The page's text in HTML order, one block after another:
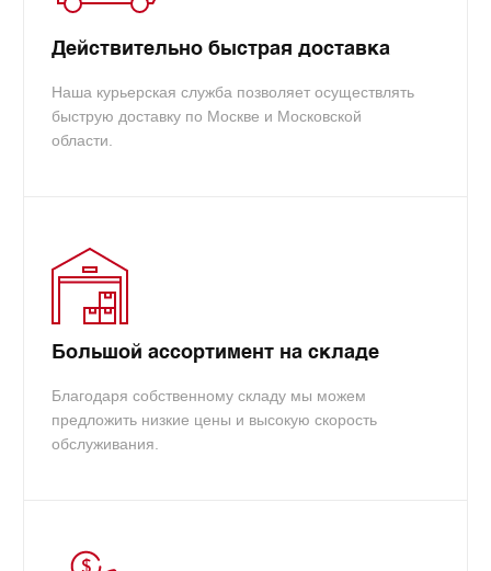
Действительно быстрая доставка
Наша курьерская служба позволяет осуществлять
быструю доставку по Москве и Московской
области.
Большой ассортимент на складе
Благодаря собственному складу мы можем
предложить низкие цены и высокую скорость
обслуживания.